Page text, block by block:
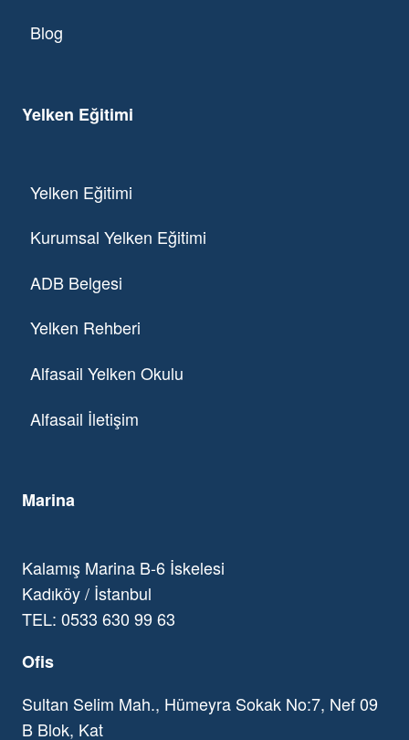
Blog
Yelken Eğitimi
Yelken Eğitimi
Kurumsal Yelken Eğitimi
ADB Belgesi
Yelken Rehberi
Alfasail Yelken Okulu
Alfasail İletişim
Marina
Kalamış Marina B-6 İskelesi
Kadıköy / İstanbul
TEL: 0533 630 99 63
Ofis
Sultan Selim Mah., Hümeyra Sokak No:7, Nef 09
B Blok, Kat